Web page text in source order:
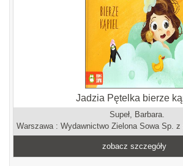
Jadzia Pętelka bierze
Supeł, Barbara.
Warszawa : Wydawnictwo Zielona Sowa Sp. z
zobacz szczegóły